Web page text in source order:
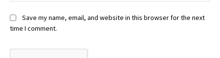
Save my name, email, and website in this browser for the next
time I comment.